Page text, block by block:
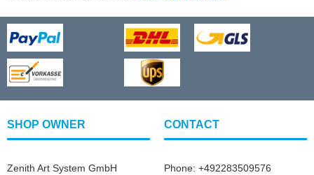
SHOP OWNER
Zenith Art System GmbH
CONTACT
Phone: +492283509576